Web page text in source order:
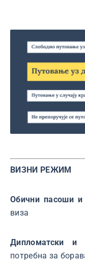
ВИЗНИ РЕЖИМ
Обични пасоши и
виза
Дипломатски и
потребна за